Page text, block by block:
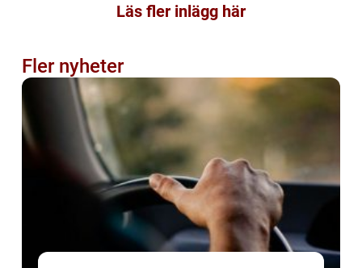
Läs fler inlägg här
Fler nyheter